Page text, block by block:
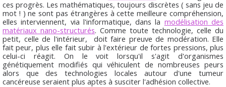
ces progrès. Les mathématiques, toujours discrètes ( sans jeu de
mot ! ) ne sont pas étrangères à cette meilleure compréhension,
elles interviennent, via l'informatique, dans la modélisation des
matériaux nano-structurés. Comme toute technologie, celle du
petit, celle de l'intérieur, doit faire preuve de modération. Elle
fait peur, plus elle fait subir à l'extérieur de fortes pressions, plus
celui-ci réagit. On le voit lorsqu'il s'agit d'organismes
génétiquement modifiés qui véhiculent de nombreuses peurs
alors que des technologies locales autour d'une tumeur
cancéreuse seraient plus aptes à susciter l'adhésion collective.